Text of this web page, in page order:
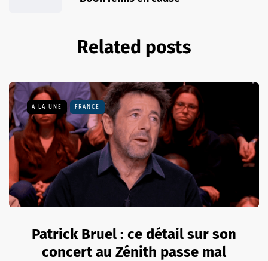
Related posts
A LA UNE FRANCE
Patrick Bruel : ce détail sur son
concert au Zénith passe mal